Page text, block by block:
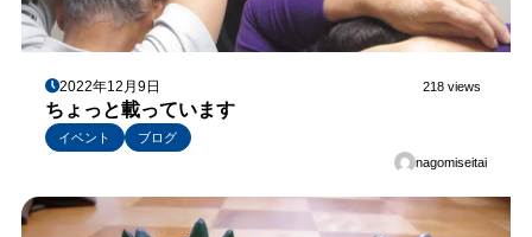
2022年12月9日 218 views
ちょっと載っています
イベント
ブログ
nagomiseitai